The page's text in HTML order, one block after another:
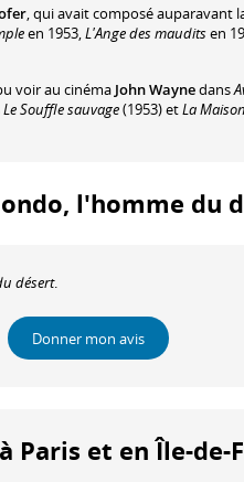
, qui avait composé auparavant
en 1953,L'Ange des mauditsen
voir au cinéma John Waynedans
Le Souffle sauvage(1953) etLa
l'homme du
désert.
Donner mon avis
Paris et en Île-de-